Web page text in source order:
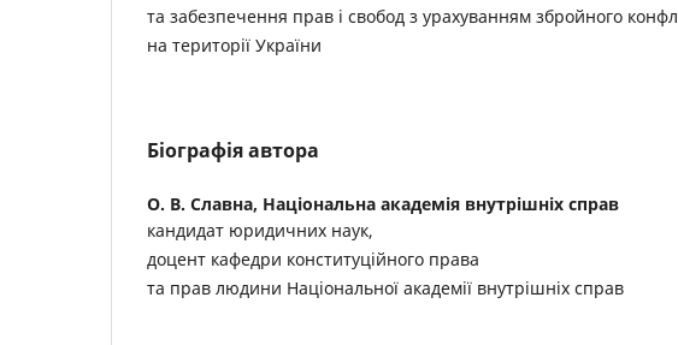
та забезпечення прав і свобод з урахуванням збройного
на території України
Біографія автора
О. В. Славна, Національна академія внутрішніх справ
кандидат юридичних наук,
доцент кафедри конституційного права
та прав людини Національної академії внутрішніх справ